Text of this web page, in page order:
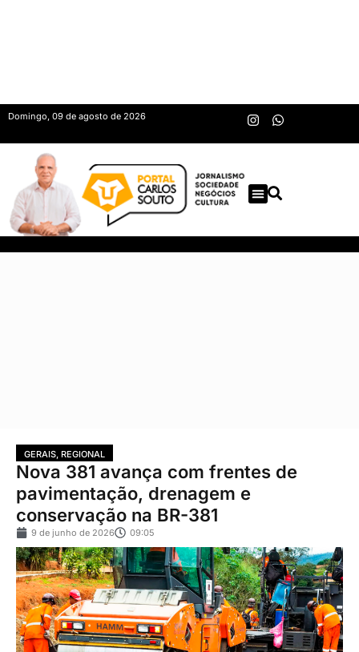
Domingo, 09 de agosto de 2026
GERAIS, REGIONAL
Nova 381 avança com frentes de
pavimentação, drenagem e
conservação na BR-381
9 de junho de 2026 09:05